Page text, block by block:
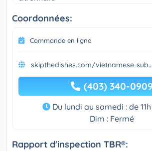
Coordonnées:
Commande en ligne
skipthedishes.com/vietnamese-sub...
(403) 340-0909
Du lundi au samedi : de
Dim : Fermé
Rapport d'inspection TBR®: